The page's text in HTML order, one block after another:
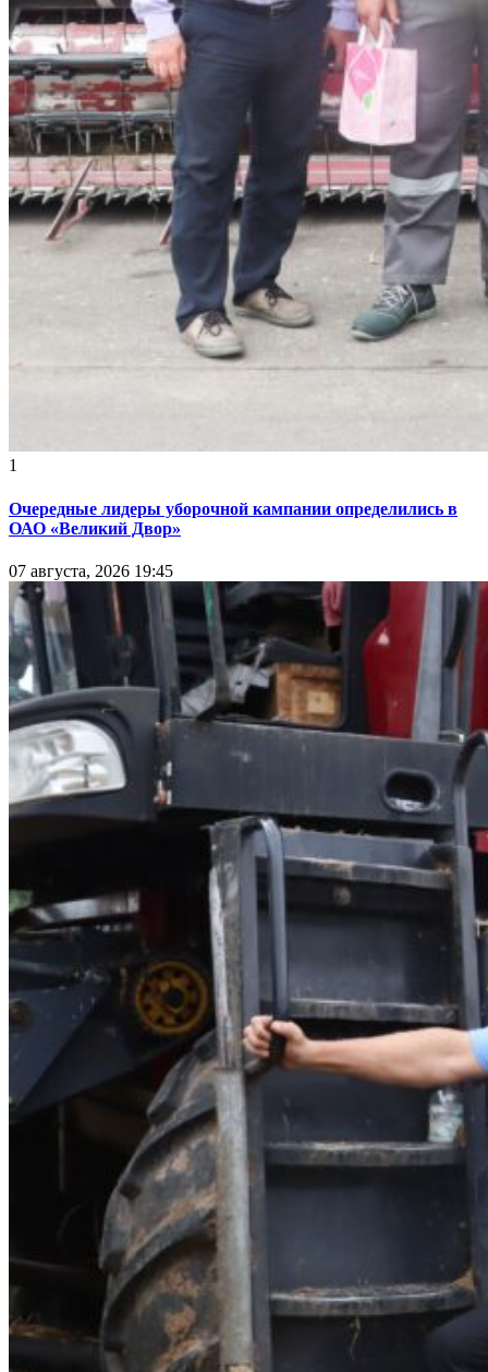
1
Очередные лидеры уборочной кампании определились в
ОАО «Великий Двор»
07 августа, 2026 19:45